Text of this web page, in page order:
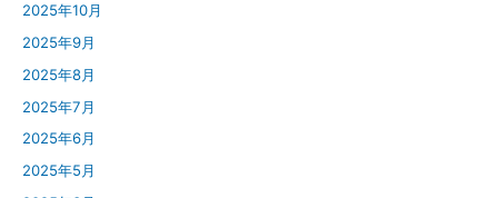
2025年10月
2025年9月
2025年8月
2025年7月
2025年6月
2025年5月